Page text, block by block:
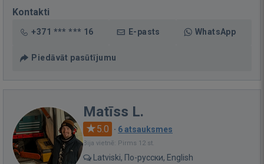
Kontakti
+371 *** *** 16 E-pasts WhatsApp
Piedāvāt pasūtījumu
Matīss L.
5.0 · 6 atsauksmes
Bija vietnē: Pirms 12 st.
Latviski, По-русски, English